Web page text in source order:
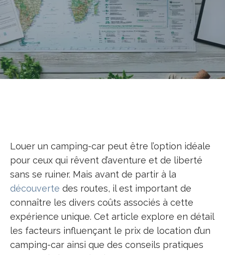
Louer un camping-car peut être l’option idéale
pour ceux qui rêvent d’aventure et de liberté
sans se ruiner. Mais avant de partir à la
découverte des routes, il est important de
connaître les divers coûts associés à cette
expérience unique. Cet article explore en détail
les facteurs influençant le prix de location d’un
camping-car ainsi que des conseils pratiques